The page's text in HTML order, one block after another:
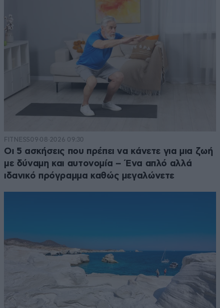
FITNESS09·08·2026 09:30
Οι 5 ασκήσεις που πρέπει να κάνετε για μια ζωή
με δύναμη και αυτονομία – Ένα απλό αλλά
ιδανικό πρόγραμμα καθώς μεγαλώνετε